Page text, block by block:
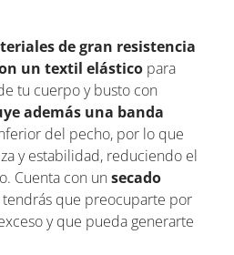
de gran resistencia
un textil elástico para
tu cuerpo y busto con
además una banda
del pecho, por lo que
y estabilidad, reduciendo el
Cuenta con unsecado
que preocuparte por
y que pueda generarte